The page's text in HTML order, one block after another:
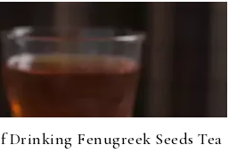
Drinking Fenugreek Seeds Tea